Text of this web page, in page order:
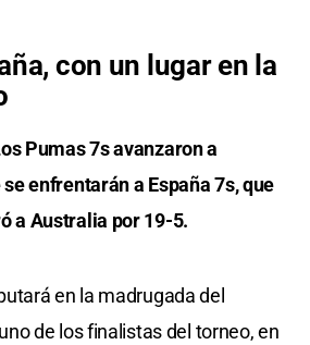
con un lugar en la
Pumas 7s avanzaron a
enfrentarán a España 7s, que
a Australia por 19-5.
en la madrugada del
de los finalistas del torneo, en